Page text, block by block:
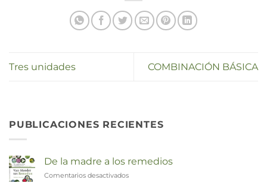
Tres unidades COMBINACIÓN BÁSICA
PUBLICACIONES RECIENTES
De la madre a los remedios
Comentarios desactivados